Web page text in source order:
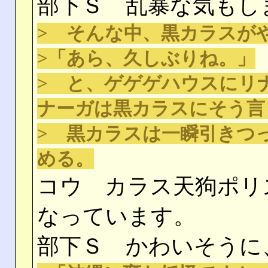
部下Ｓ 乱暴な気も
> そんな中、黒カラスが
>「あら、久しぶりね。」
> と、ゲゲゲハウスにリ
ナーガは黒カラスにそう
> 黒カラスは一瞬引きつ
める。
コウ カラス天狗ポリ
なっています。
部下Ｓ かわいそう